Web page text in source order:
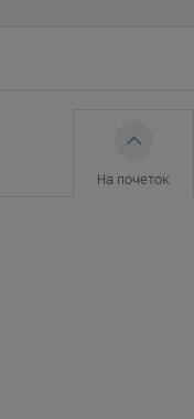
На почеток